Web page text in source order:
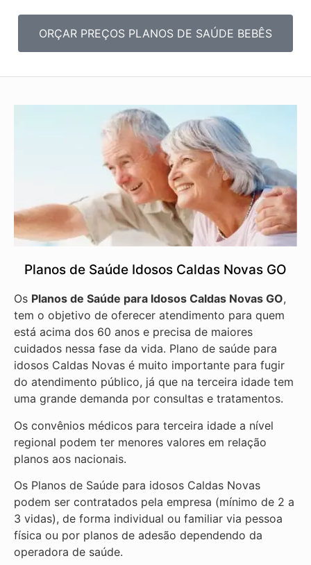
ORÇAR PREÇOS PLANOS DE SAÚDE BEBÊS
Planos de Saúde Idosos Caldas Novas GO
Os Planos de Saúde para Idosos Caldas Novas GO,
tem o objetivo de oferecer atendimento para quem
está acima dos 60 anos e precisa de maiores
cuidados nessa fase da vida. Plano de saúde para
idosos Caldas Novas é muito importante para fugir
do atendimento público, já que na terceira idade tem
uma grande demanda por consultas e tratamentos.
Os convênios médicos para terceira idade a nível
regional podem ter menores valores em relação
planos aos nacionais.
Os Planos de Saúde para idosos Caldas Novas
podem ser contratados pela empresa (mínimo de 2 a
3 vidas), de forma individual ou familiar via pessoa
física ou por planos de adesão dependendo da
operadora de saúde.